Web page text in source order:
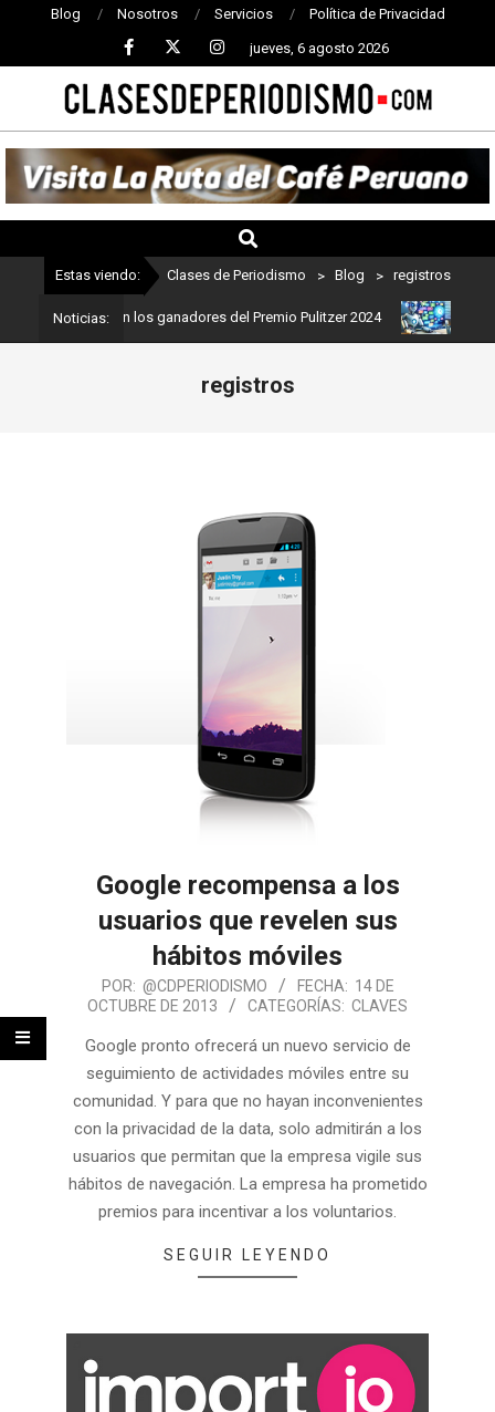
Blog Nosotros Servicios Política de Privacidad
jueves, 6 agosto 2026
CLASES
DE
PERIODISMO
Estas viendo: Clases de Periodismo > Blog > registros
Noticias:
Estos son los ganadores del Premio Pulitzer 2024 Usuarios
registros
Google recompensa a los
usuarios que revelen sus
hábitos móviles
POR: @CDPERIODISMO FECHA: 14 DE
OCTUBRE DE 2013
CATEGORÍAS: CLAVES
Google pronto ofrecerá un nuevo servicio de
seguimiento de actividades móviles entre su
comunidad. Y para que no hayan inconvenientes
con la privacidad de la data, solo admitirán a los
usuarios que permitan que la empresa vigile sus
hábitos de navegación. La empresa ha prometido
premios para incentivar a los voluntarios.
SEGUIR LEYENDO